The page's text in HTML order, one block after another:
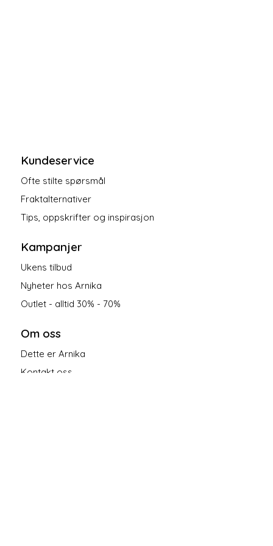
Kundeservice
Ofte stilte spørsmål
Fraktalternativer
Tips, oppskrifter og inspirasjon
Kampanjer
Ukens tilbud
Nyheter hos Arnika
Outlet - alltid 30% - 70%
Om oss
Dette er Arnika
Kontakt oss